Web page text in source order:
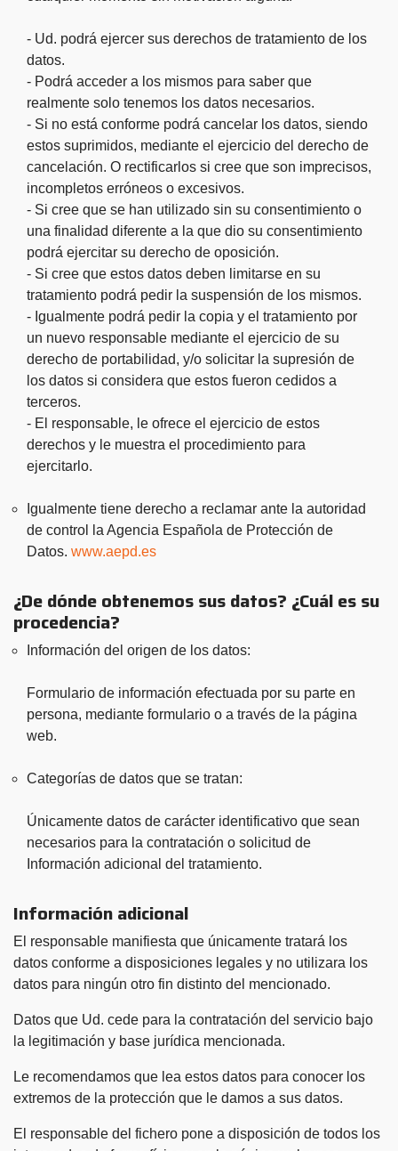
- Ud. podrá ejercer sus derechos de tratamiento de los
datos.
- Podrá acceder a los mismos para saber que
realmente solo tenemos los datos necesarios.
- Si no está conforme podrá cancelar los datos, siendo
estos suprimidos, mediante el ejercicio del derecho de
cancelación. O rectificarlos si cree que son imprecisos,
incompletos erróneos o excesivos.
- Si cree que se han utilizado sin su consentimiento o
una finalidad diferente a la que dio su consentimiento
podrá ejercitar su derecho de oposición.
- Si cree que estos datos deben limitarse en su
tratamiento podrá pedir la suspensión de los mismos.
- Igualmente podrá pedir la copia y el tratamiento por
un nuevo responsable mediante el ejercicio de su
derecho de portabilidad, y/o solicitar la supresión de
los datos si considera que estos fueron cedidos a
terceros.
- El responsable, le ofrece el ejercicio de estos
derechos y le muestra el procedimiento para
ejercitarlo.
Igualmente tiene derecho a reclamar ante la autoridad
de control la Agencia Española de Protección de
Datos. www.aepd.es
¿De dónde obtenemos sus datos? ¿Cuál es su
procedencia?
Información del origen de los datos:
Formulario de información efectuada por su parte en
persona, mediante formulario o a través de la página
web.
Categorías de datos que se tratan:
Únicamente datos de carácter identificativo que sean
necesarios para la contratación o solicitud de
Información adicional del tratamiento.
Información adicional
El responsable manifiesta que únicamente tratará los
datos conforme a disposiciones legales y no utilizara los
datos para ningún otro fin distinto del mencionado.
Datos que Ud. cede para la contratación del servicio bajo
la legitimación y base jurídica mencionada.
Le recomendamos que lea estos datos para conocer los
extremos de la protección que le damos a sus datos.
El responsable del fichero pone a disposición de todos los